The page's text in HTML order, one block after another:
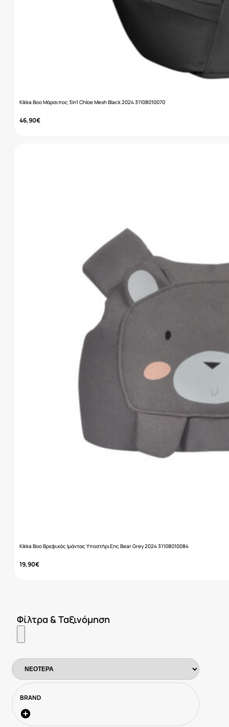
Kikka Boo Μάρσιπος 3in1 Chloe Mesh Black 2024 31108010070
46,90€
Kikka Boo Βρεφικός Ιμάντας Υποστήριξης Bear Grey 2024 31108010084
19,90€
Φίλτρα & Ταξινόμηση
BRAND